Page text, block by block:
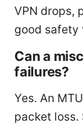
VPN drops,
good
Can a
failures?
Yes. An
packet loss.